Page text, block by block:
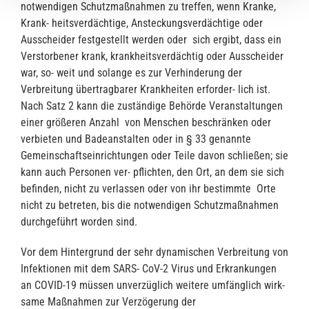
notwendigen Schutzmaßnahmen zu treffen, wenn Kranke,
Krank- heitsverdächtige, Ansteckungsverdächtige oder
Ausscheider festgestellt werden oder sich ergibt, dass ein
Verstorbener krank, krankheitsverdächtig oder Ausscheider
war, so- weit und solange es zur Verhinderung der
Verbreitung übertragbarer Krankheiten erforder- lich ist.
Nach Satz 2 kann die zuständige Behörde Veranstaltungen
einer größeren Anzahl von Menschen beschränken oder
verbieten und Badeanstalten oder in § 33 genannte
Gemeinschaftseinrichtungen oder Teile davon schließen; sie
kann auch Personen ver- pflichten, den Ort, an dem sie sich
befinden, nicht zu verlassen oder von ihr bestimmte Orte
nicht zu betreten, bis die notwendigen Schutzmaßnahmen
durchgeführt worden sind.
Vor dem Hintergrund der sehr dynamischen Verbreitung von
Infektionen mit dem SARS- CoV-2 Virus und Erkrankungen
an COVID-19 müssen unverzüglich weitere umfänglich wirk-
same Maßnahmen zur Verzögerung der